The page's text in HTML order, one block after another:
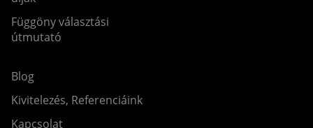
Függöny választási
útmutató
Blog
Kivitelezés, Referenciáink
Kapcsolat